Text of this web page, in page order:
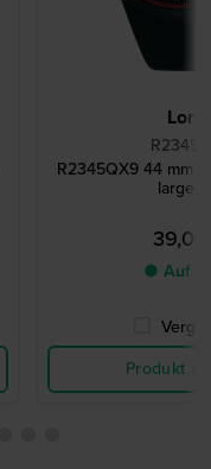
R2345QX9 44 mm
large
● Auf
Produkt